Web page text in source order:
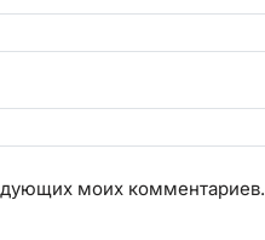
моих комментариев.